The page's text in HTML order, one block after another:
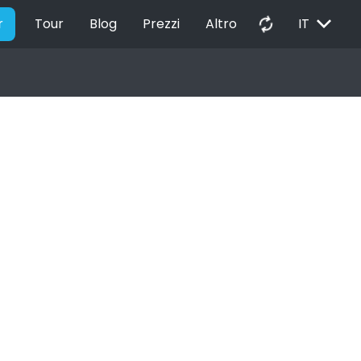
Tour Blog Prezzi Altro autorenew IT EXPAND_MORE